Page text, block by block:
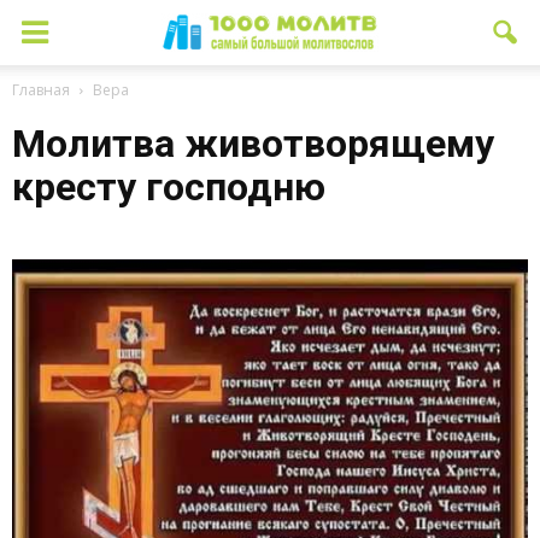
Главная Вера
Молитва животворящему
кресту господню